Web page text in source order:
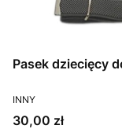
Pasek dziecięcy
PRODUCENT
INNY
Cena
30,00 zł